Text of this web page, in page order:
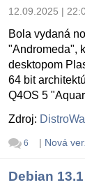
12.09.2025 |
Bola vydaná
"Andromeda",
desktopom
64 bit
Q4OS 5
Zdroj:
6 | Nová
Debian